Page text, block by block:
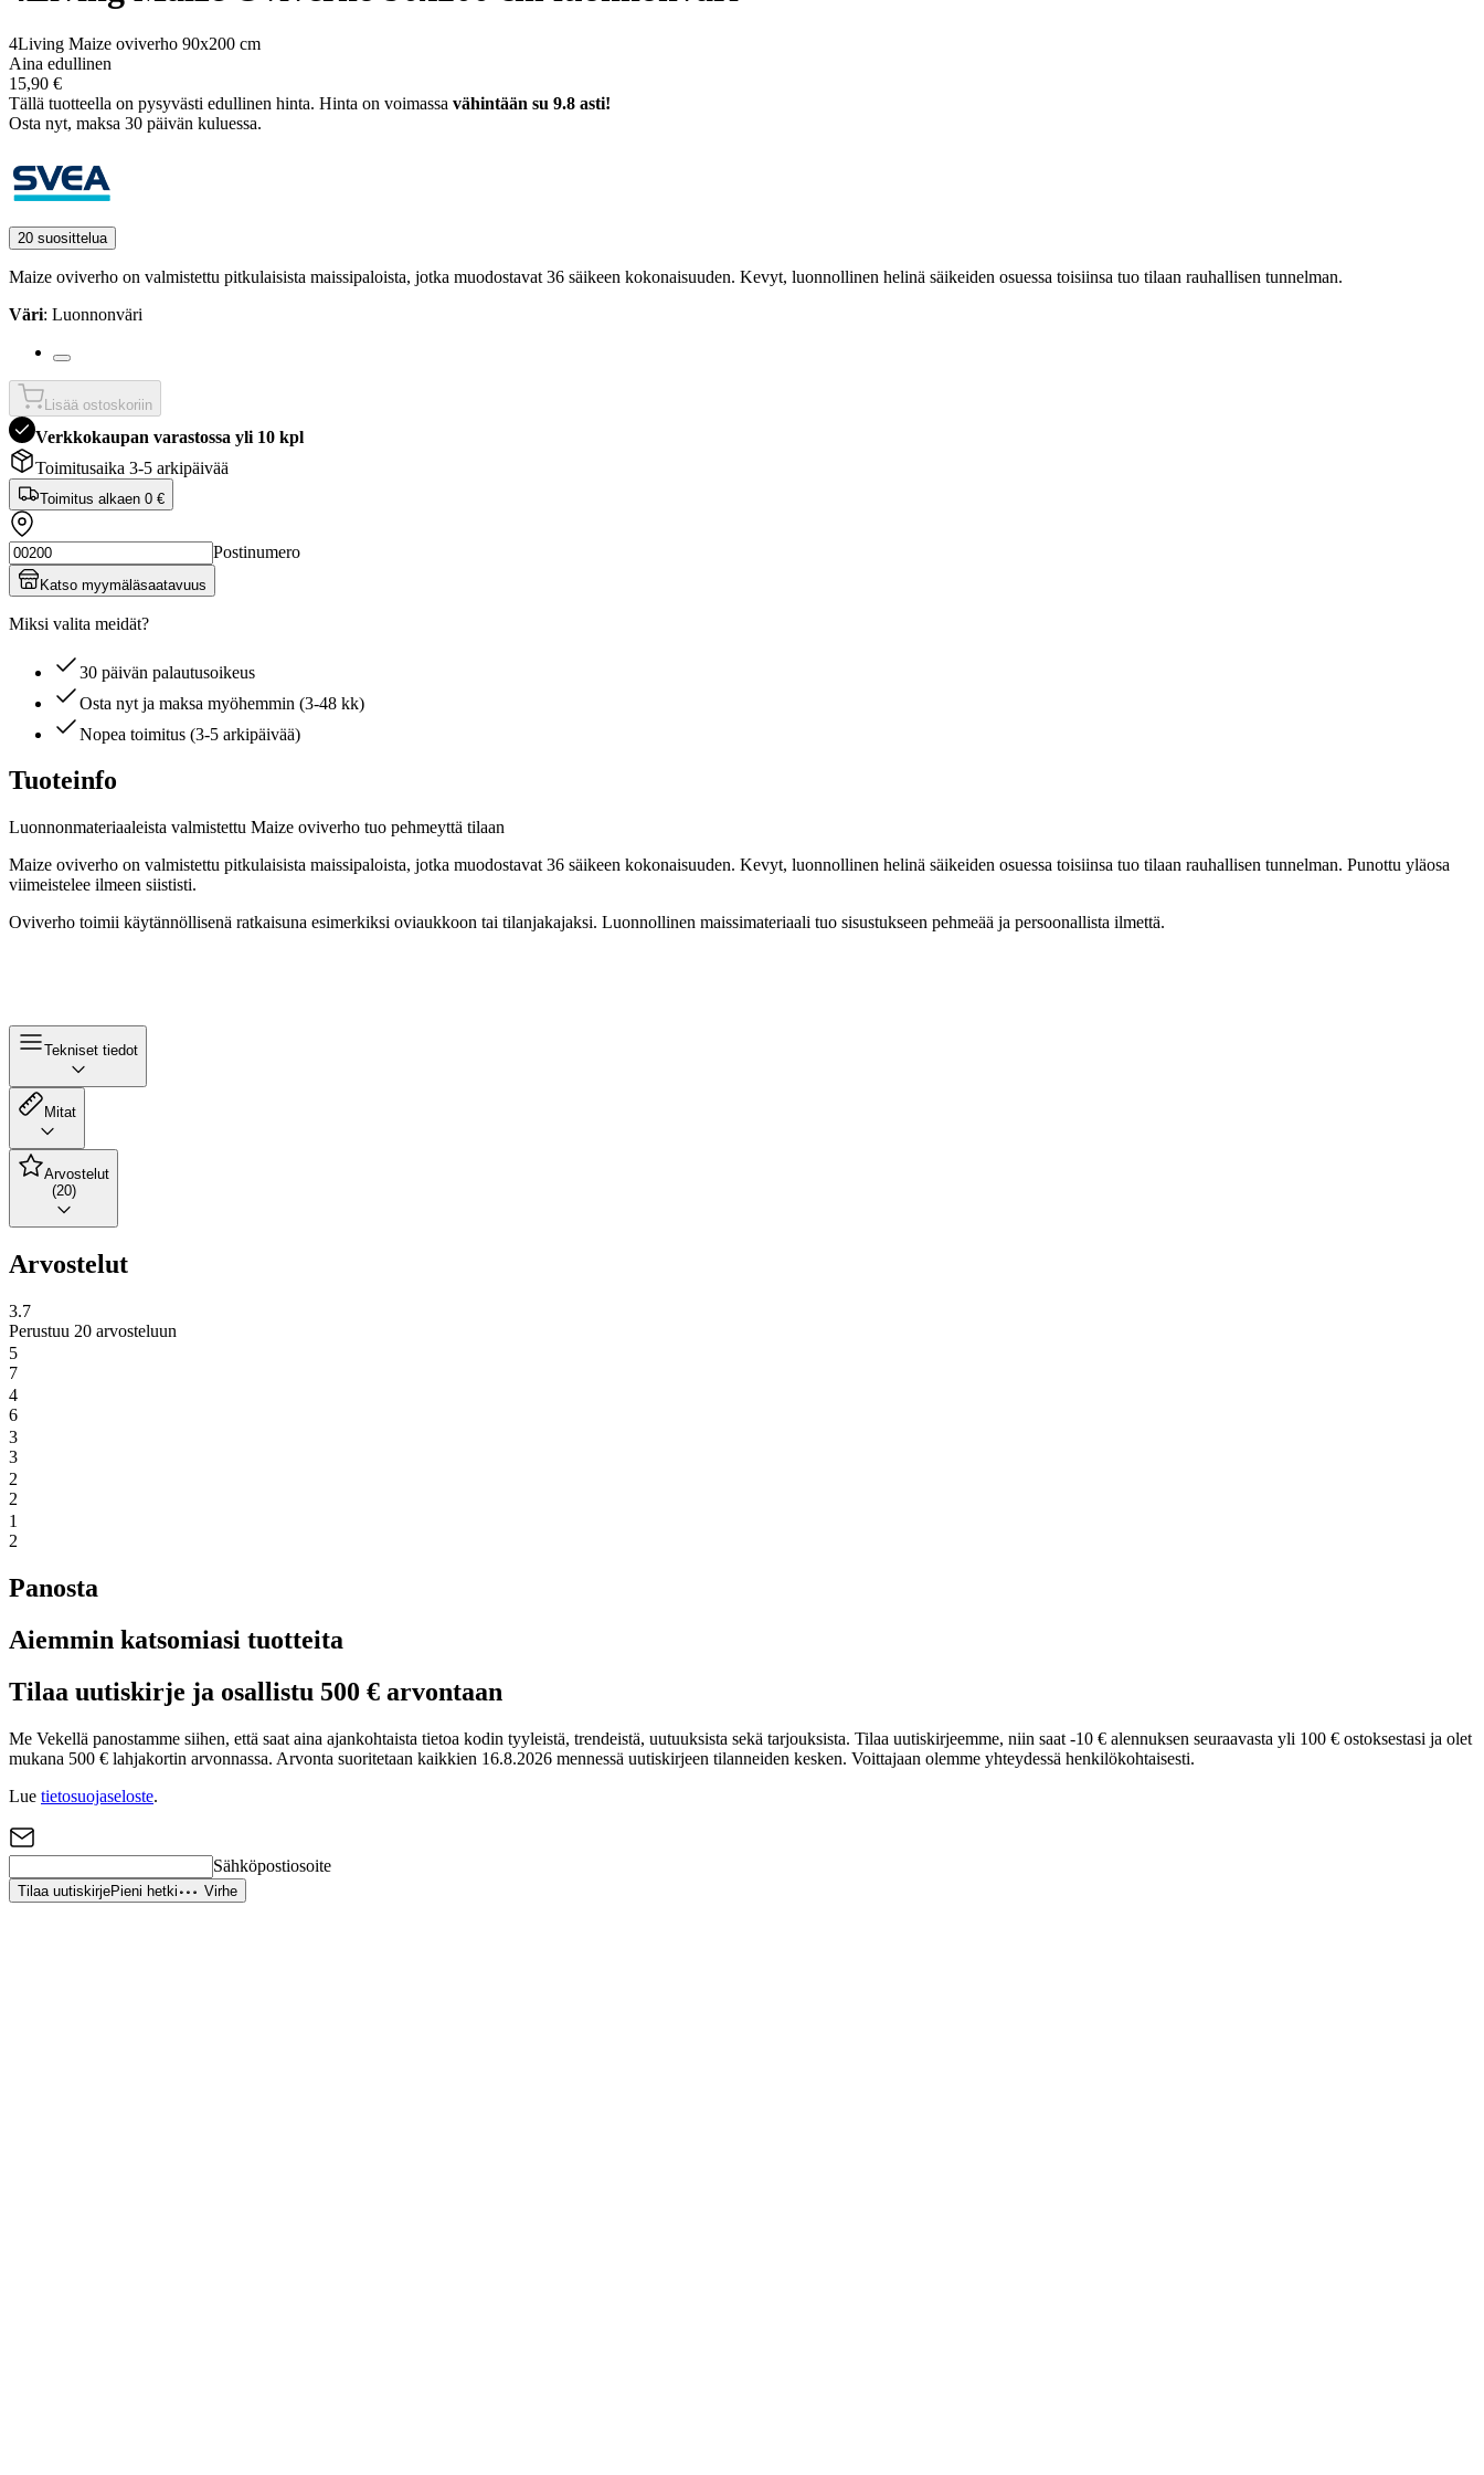
4Living Maize oviverho 90x200 cm
Aina edullinen
15,90 €
Tällä tuotteella on pysyvästi edullinen hinta. Hinta on voimassa vähintään su 9.8 asti!
Osta nyt, ­maksa 30 päivän kuluessa.
20 suosittelua
Maize oviverho on valmistettu pitkulaisista maissipaloista, jotka muodostavat 36 säikeen kokonaisuuden. Kevyt, luonnollinen helinä säikeiden osuessa toisiinsa tuo tilaan rauhallisen tunnelman.
Väri: Luonnonväri
Lisää ostoskoriin
Verkkokaupan varastossa yli 10 kpl
Toimitusaika 3-5 arkipäivää
Toimitus alkaen 0 €
Postinumero
Katso myymäläsaatavuus
Miksi valita meidät?
30 päivän palautusoikeus
Osta nyt ja maksa myöhemmin (3-48 kk)
Nopea toimitus (3-5 arkipäivää)
Tuoteinfo
Luonnonmateriaaleista valmistettu Maize oviverho tuo pehmeyttä tilaan
Maize oviverho on valmistettu pitkulaisista maissipaloista, jotka muodostavat 36 säikeen kokonaisuuden. Kevyt, luonnollinen helinä säikeiden osuessa toisiinsa tuo tilaan rauhallisen tunnelman. Punottu yläosa
viimeistelee ilmeen siististi.
Oviverho toimii käytännöllisenä ratkaisuna esimerkiksi oviaukkoon tai tilanjakajaksi. Luonnollinen maissimateriaali tuo sisustukseen pehmeää ja persoonallista ilmettä.
Tekniset tiedot
Mitat
Arvostelut
(20)
Arvostelut
3.7
Perustuu 20 arvosteluun
5
7
4
6
3
3
2
2
1
2
Panosta
Aiemmin katsomiasi tuotteita
Tilaa uutiskirje ja osallistu 500 € arvontaan
Me Vekellä panostamme siihen, että saat aina ajankohtaista tietoa kodin tyyleistä, trendeistä, uutuuksista sekä tarjouksista. Tilaa uutiskirjeemme, niin saat -10 € alennuksen seuraavasta yli 100 € ostoksestasi ja olet
mukana 500 € lahjakortin arvonnassa. Arvonta suoritetaan kaikkien 16.8.2026 mennessä uutiskirjeen tilanneiden kesken. Voittajaan olemme yhteydessä henkilökohtaisesti.
Lue tietosuojaseloste.
Sähköpostiosoite
Tilaa uutiskirjePieni hetki Virhe